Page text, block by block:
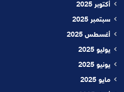
أكتوبر 2025
سبتمبر 2025
أغسطس 2025
يوليو 2025
يونيو 2025
مايو 2025